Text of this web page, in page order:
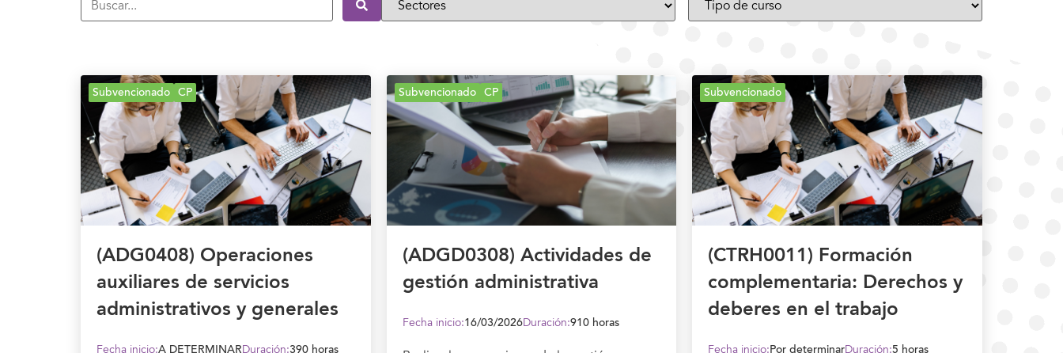
Subvencionado CP
(ADG0408) Operaciones
auxiliares de servicios
administrativos y generales
Fecha inicio:A DETERMINARDuración:390 horas
Subvencionado CP
(ADGD0308) Actividades de
gestión administrativa
Fecha inicio:16/03/2026Duración:910 horas
Subvencionado
(CTRH0011) Formación
complementaria: Derechos y
deberes en el trabajo
Fecha inicio:Por determinarDuración:5 horas